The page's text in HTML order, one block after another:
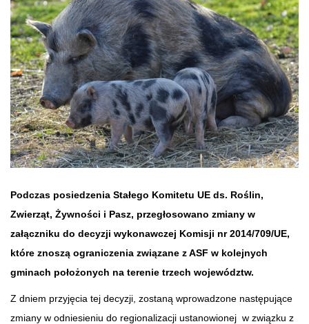
Podczas posiedzenia Stałego Komitetu UE ds. Roślin,
Zwierząt, Żywności i Pasz, przegłosowano zmiany w
załączniku do decyzji wykonawczej Komisji nr 2014/709/UE,
które znoszą ograniczenia związane z ASF w kolejnych
gminach położonych na terenie trzech województw.
Z dniem przyjęcia tej decyzji, zostaną wprowadzone następujące
zmiany w odniesieniu do regionalizacji ustanowionej w związku z